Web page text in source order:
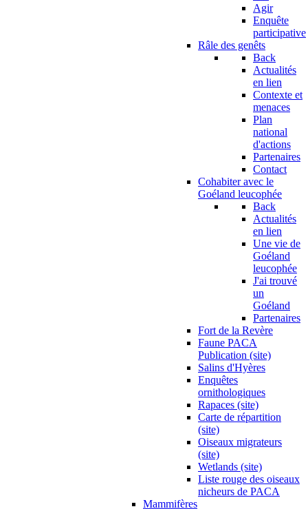
Agir
Enquête
participative
Râle des genêts
Back
Actualités
en lien
Contexte et
menaces
Plan
national
d'actions
Partenaires
Contact
Cohabiter avec le
Goéland leucophée
Back
Actualités
en lien
Une vie de
Goéland
leucophée
J'ai trouvé
un
Goéland
Partenaires
Fort de la Revère
Faune PACA
Publication (site)
Salins d'Hyères
Enquêtes
ornithologiques
Rapaces (site)
Carte de répartition
(site)
Oiseaux migrateurs
(site)
Wetlands (site)
Liste rouge des oiseaux
nicheurs de PACA
Mammifères